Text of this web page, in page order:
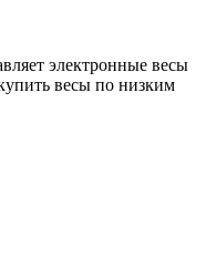
электронные весы
весы по низким